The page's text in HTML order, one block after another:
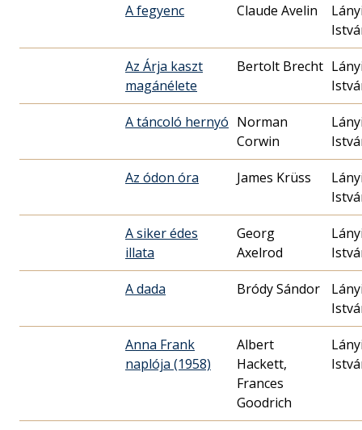
A fegyenc Claude Avelin
Az Árja kaszt
magánélete
Bertolt Brecht
A táncoló hernyó Norman
Corwin
Az ódon óra James Krüss
A siker édes
illata
Georg
Axelrod
A dada Bródy Sándor
Anna Frank
naplója (1958)
Albert
Hackett,
Frances
Goodrich